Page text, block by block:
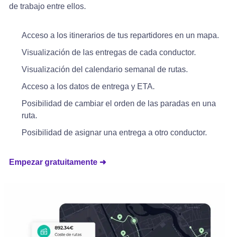
de trabajo entre ellos.
Acceso a los itinerarios de tus repartidores en un mapa.
Visualización de las entregas de cada conductor.
Visualización del calendario semanal de rutas.
Acceso a los datos de entrega y ETA.
Posibilidad de cambiar el orden de las paradas en una
ruta.
Posibilidad de asignar una entrega a otro conductor.
Empezar gratuitamente ➜